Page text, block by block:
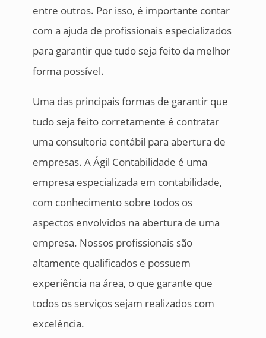
entre outros. Por isso, é importante contar
com a ajuda de profissionais especializados
para garantir que tudo seja feito da melhor
forma possível.
Uma das principais formas de garantir que
tudo seja feito corretamente é contratar
uma consultoria contábil para abertura de
empresas. A Ágil Contabilidade é uma
empresa especializada em contabilidade,
com conhecimento sobre todos os
aspectos envolvidos na abertura de uma
empresa. Nossos profissionais são
altamente qualificados e possuem
experiência na área, o que garante que
todos os serviços sejam realizados com
excelência.